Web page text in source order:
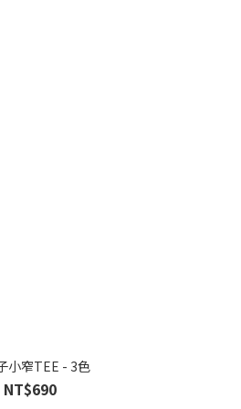
小窄TEE - 3色
NT$690